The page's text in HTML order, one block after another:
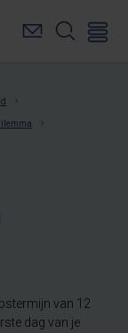
van 12
dag van je